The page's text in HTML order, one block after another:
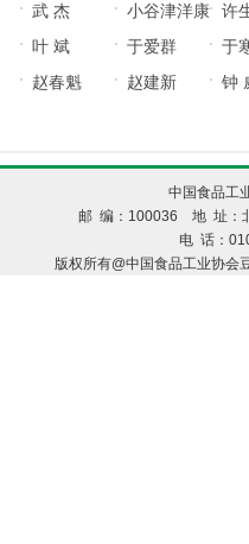
13/11/06 13/11/06 13/
武 杰
13/11/06
小谷津洋康
13/11/06
许
13/
叶 斌
13/11/06
于爱群
13/11/06
于
13/
赵春魁 赵建新 钟
中国食品工
邮 编：100036 地 址：
电 话：
版权所有@中国食品工业协